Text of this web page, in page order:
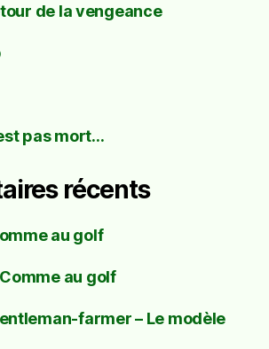
de la vengeance
pas mort…
récents
au golf
Comme au golf
farmer – Le modèle